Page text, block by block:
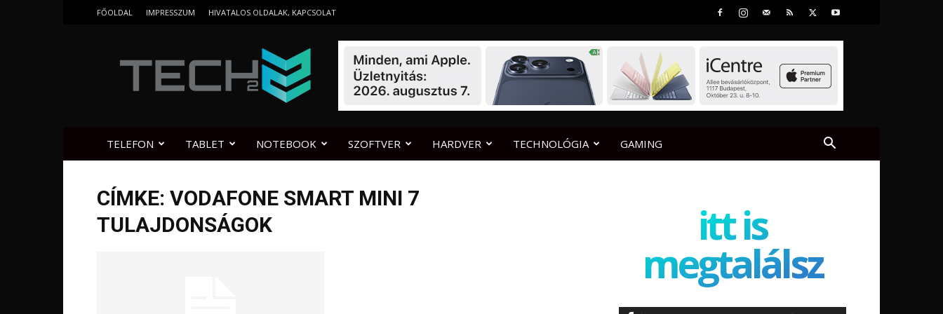
FŐOLDAL IMPRESSZUM HIVATALOS OLDALAK, KAPCSOLAT
TELEFON TABLET NOTEBOOK SZOFTVER HARDVER TECHNOLÓGIA GAMING
CÍMKE: VODAFONE SMART MINI 7
TULAJDONSÁGOK
itt is
megtalálsz